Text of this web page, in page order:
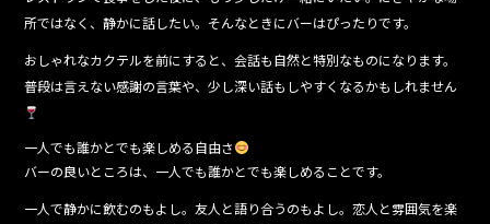
所ではなく、静かに話したい。そんなときにバーはぴったりです。
おしゃれなカクテルを前にすると、会話も自然と特別なものになります。
普段は言えない感謝の言葉や、少し深い話もしやすくなるかもしれません
一人でも誰かとでも楽しめる自由さ
バーの良いところは、一人でも誰かとでも楽しめることです。
一人で静かに飲むのもよし。友人と語り合うのもよし。恋人と雰囲気を楽